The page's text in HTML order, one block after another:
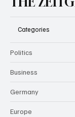
Categories
Politics
Business
Germany
Europe